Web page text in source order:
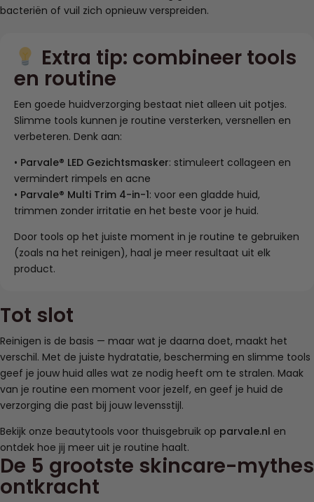
bacteriën of vuil zich opnieuw verspreiden.
Extra tip: combineer tools
en routine
Een goede huidverzorging bestaat niet alleen uit potjes.
Slimme tools kunnen je routine versterken, versnellen en
verbeteren. Denk aan:
• Parvale® LED Gezichtsmasker: stimuleert collageen en
vermindert rimpels en acne
• Parvale® Multi Trim 4-in-1: voor een gladde huid,
trimmen zonder irritatie en het beste voor je huid.
Door tools op het juiste moment in je routine te gebruiken
(zoals na het reinigen), haal je meer resultaat uit elk
product.
Tot slot
Reinigen is de basis — maar wat je daarna doet, maakt het
verschil. Met de juiste hydratatie, bescherming en slimme tools
geef je jouw huid alles wat ze nodig heeft om te stralen. Maak
van je routine een moment voor jezelf, en geef je huid de
verzorging die past bij jouw levensstijl.
Bekijk onze beautytools voor thuisgebruik op parvale.nl en
ontdek hoe jij meer uit je routine haalt.
De 5 grootste skincare-mythes
ontkracht